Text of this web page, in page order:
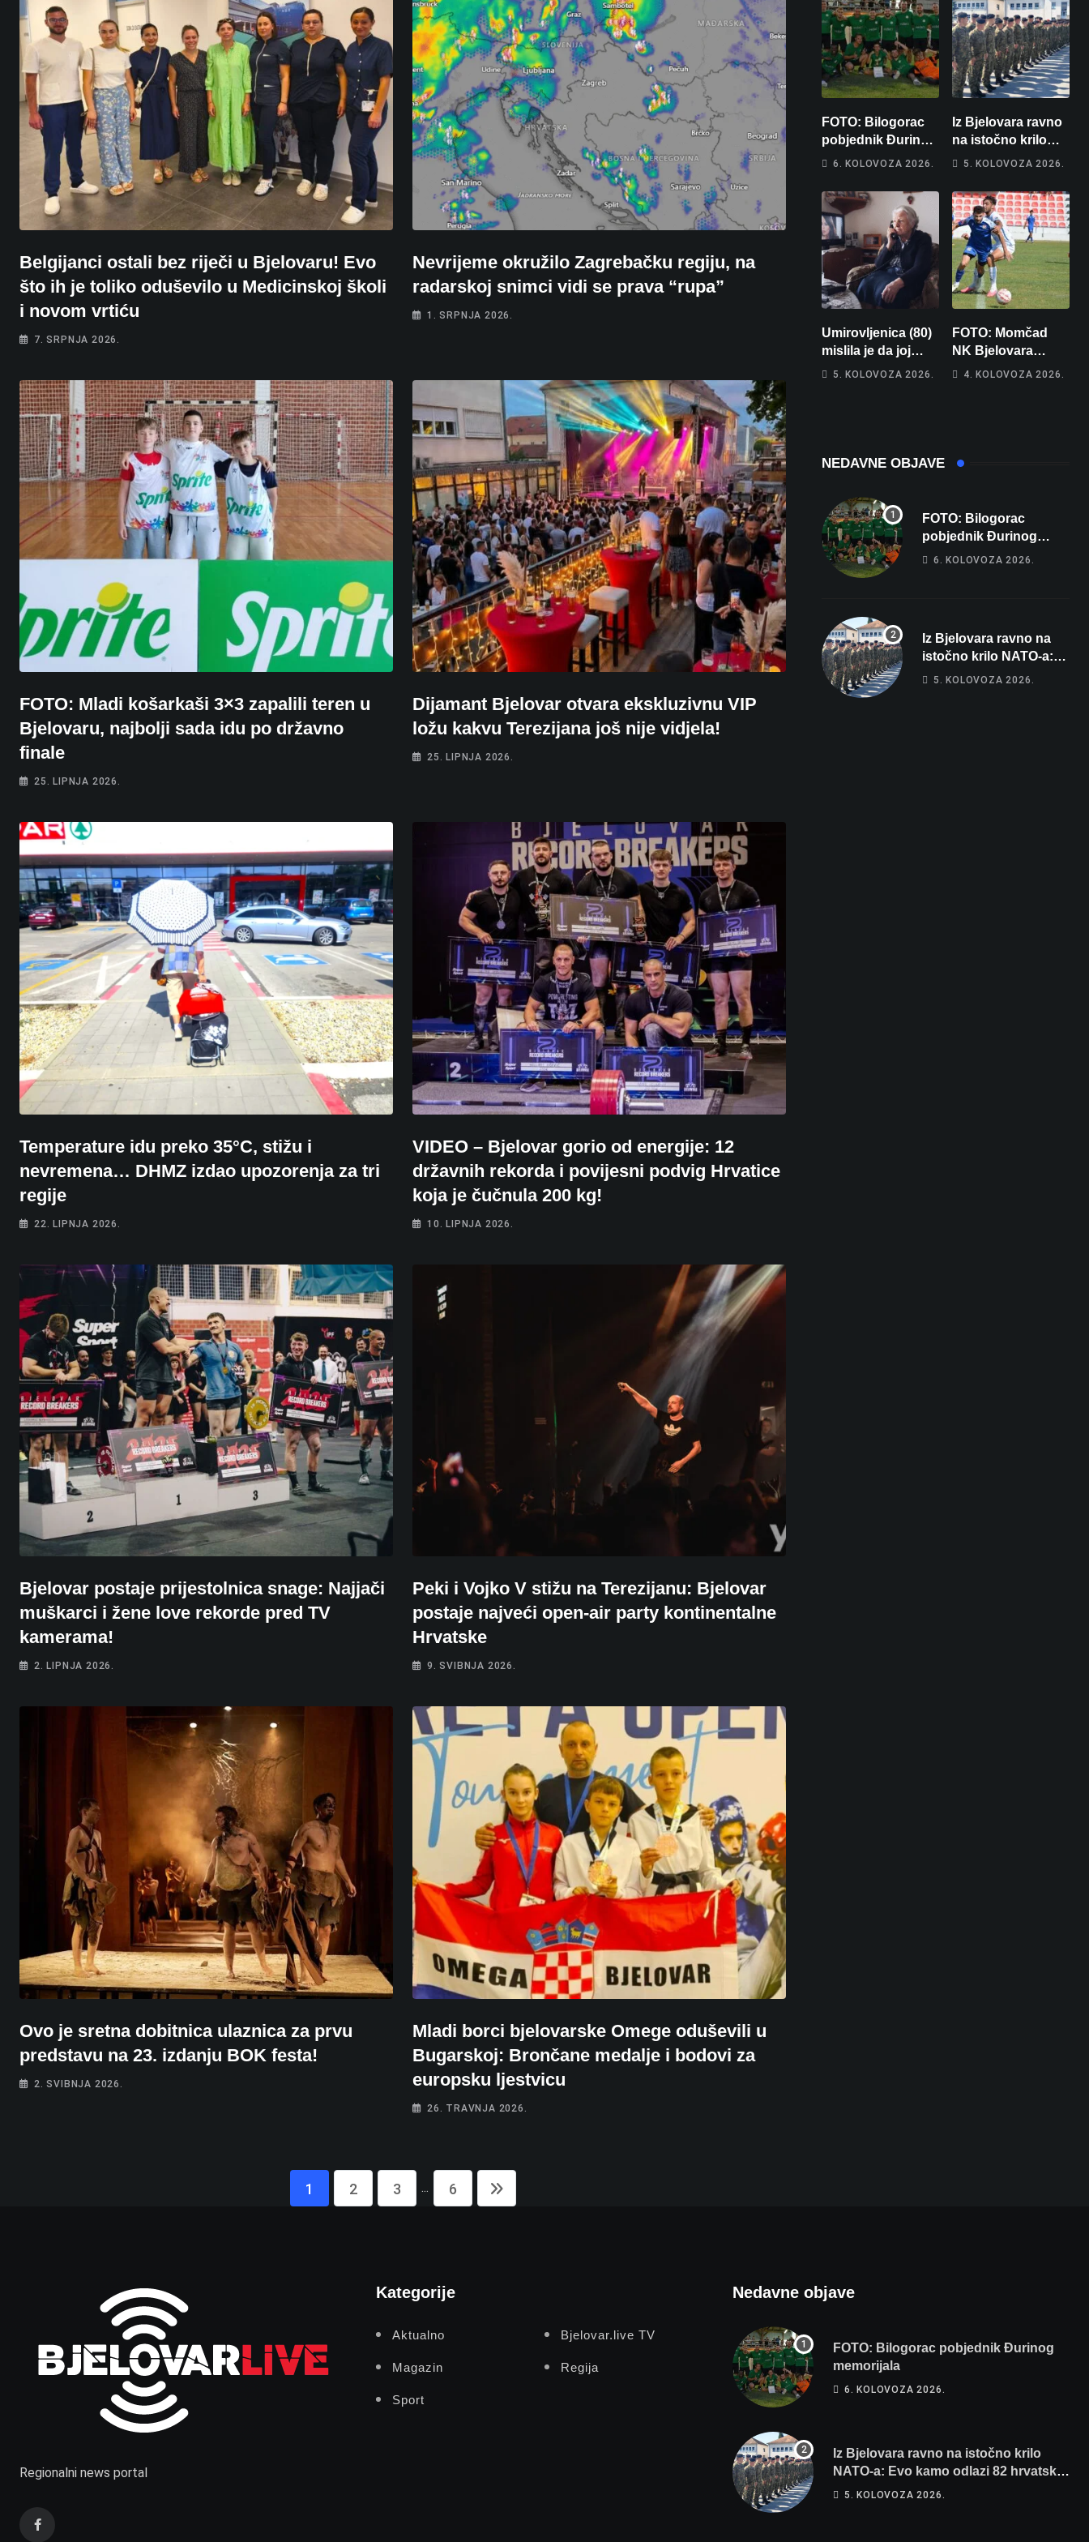
Belgijanci ostali bez riječi u Bjelovaru! Evo
što ih je toliko oduševilo u Medicinskoj školi
i novom vrtiću
7. SRPNJA 2026.
Nevrijeme okružilo Zagrebačku regiju, na
radarskoj snimci vidi se prava “rupa”
1. SRPNJA 2026.
FOTO: Mladi košarkaši 3×3 zapalili teren u
Bjelovaru, najbolji sada idu po državno
finale
25. LIPNJA 2026.
Dijamant Bjelovar otvara ekskluzivnu VIP
ložu kakvu Terezijana još nije vidjela!
25. LIPNJA 2026.
Temperature idu preko 35°C, stižu i
nevremena… DHMZ izdao upozorenja za tri
regije
22. LIPNJA 2026.
VIDEO – Bjelovar gorio od energije: 12
državnih rekorda i povijesni podvig Hrvatice
koja je čučnula 200 kg!
10. LIPNJA 2026.
Bjelovar postaje prijestolnica snage: Najjači
muškarci i žene love rekorde pred TV
kamerama!
2. LIPNJA 2026.
Peki i Vojko V stižu na Terezijanu: Bjelovar
postaje najveći open-air party kontinentalne
Hrvatske
9. SVIBNJA 2026.
Ovo je sretna dobitnica ulaznica za prvu
predstavu na 23. izdanju BOK festa!
2. SVIBNJA 2026.
Mladi borci bjelovarske Omege oduševili u
Bugarskoj: Brončane medalje i bodovi za
europsku ljestvicu
26. TRAVNJA 2026.
1 2 3 ... 6
FOTO: Bilogorac
pobjednik Đurinog
memorijala
6. KOLOVOZA 2026.
Iz Bjelovara ravno
na istočno krilo
NATO-a: Evo kamo
vojnika i 6
vojnikinja
5. KOLOVOZA 2026.
Umirovljenica (80)
mislila je da joj
piše kći pa ostala
5. KOLOVOZA 2026.
FOTO: Momčad
NK Bjelovara
poprima jesenski
4. KOLOVOZA 2026.
NEDAVNE OBJAVE
FOTO: Bilogorac
pobjednik Đurinog
memorijala
6. KOLOVOZA 2026.
Iz Bjelovara ravno na
istočno krilo NATO-a:
Evo kamo odlazi 82
5. KOLOVOZA 2026.
Regionalni news portal
Kategorije
Aktualno Bjelovar.live TV
Magazin Regija
Sport
Nedavne objave
FOTO: Bilogorac pobjednik Đurinog
memorijala
6. KOLOVOZA 2026.
Iz Bjelovara ravno na istočno krilo
NATO-a: Evo kamo odlazi 82 hrvatska
vojnika i 6 vojnikinja
5. KOLOVOZA 2026.